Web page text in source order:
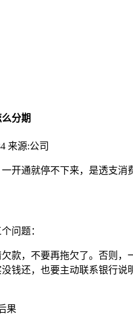
分期
来源:公司
开通就停不下来，是透支
问题：
款，不要再拖欠了。否则
钱还，也要主动联系银行
果